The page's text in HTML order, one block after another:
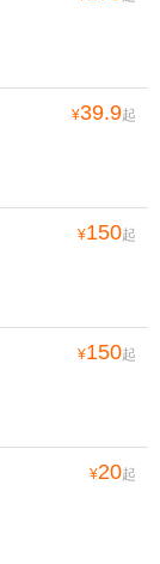
长
贵
赤
¥39.9起
¥150起
¥150起
¥20起